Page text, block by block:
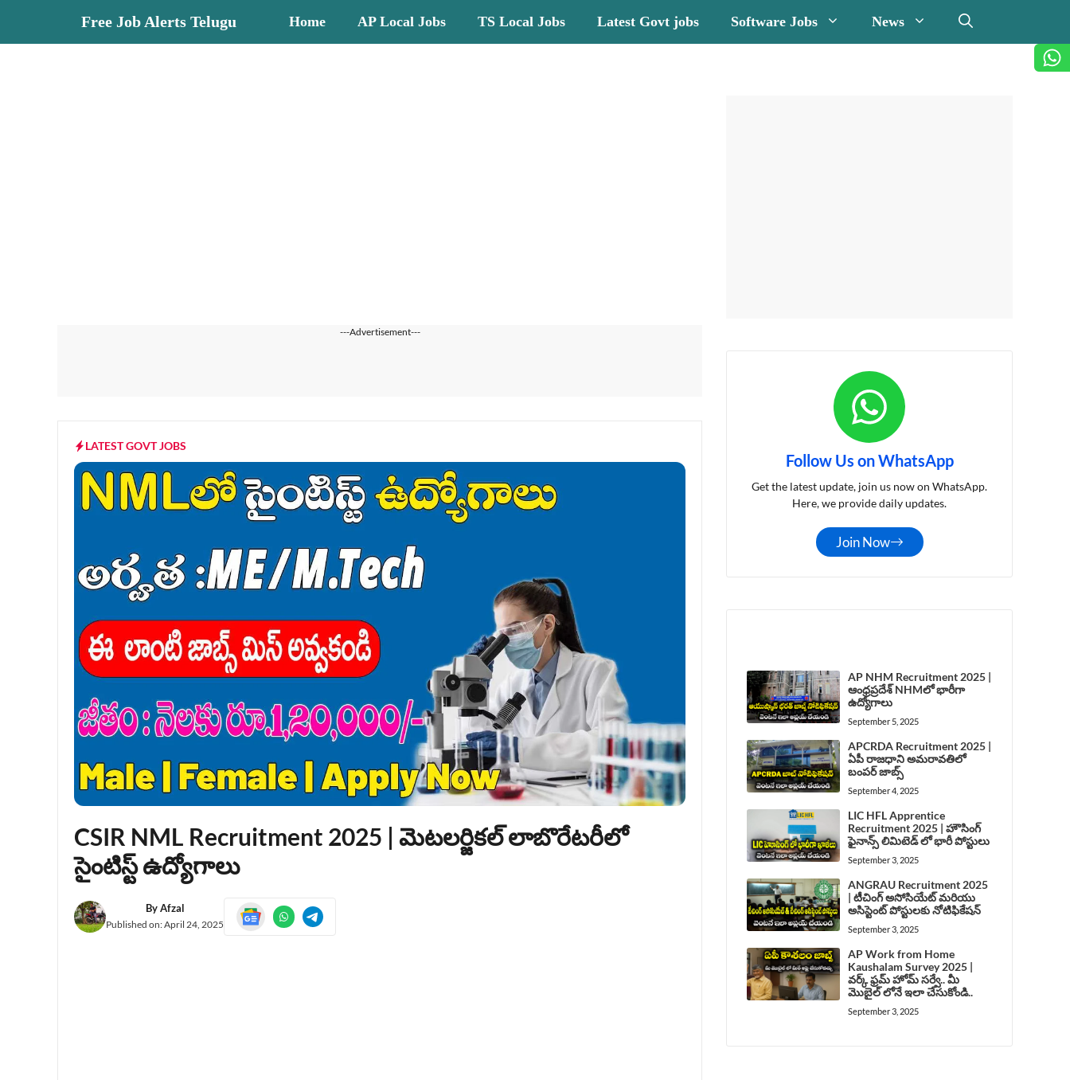
content
Free Job Alerts Telugu Home AP Local Jobs TS Local Jobs Latest Govt jobs Software Jobs News
---Advertisement---
LATEST GOVT JOBS
CSIR NML Recruitment 2025 | మెటలర్జికల్ లాబొరేటరీలో
సైంటిస్ట్ ఉద్యోగాలు
ByAfzal
Published on:April 24, 2025
Follow Us on WhatsApp
Get the latest update, join us now on WhatsApp.
Here, we provide daily updates.
Join Now
AP NHM Recruitment 2025 |
ఆంధ్రప్రదేశ్ NHMలో భారీగా
ఉద్యోగాలు
September 5, 2025
APCRDA Recruitment 2025 |
ఏపీ రాజధాని అమరావతిలో
బంపర్ జాబ్స్
September 4, 2025
LIC HFL Apprentice
Recruitment 2025 | హౌసింగ్
ఫైనాన్స్ లిమిటెడ్ లో భారీ పోస్టులు
September 3, 2025
ANGRAU Recruitment 2025
| టీచింగ్ అసోసియేట్ మరియు
అసిస్టెంట్ పోస్టులకు నోటిఫికేషన్
September 3, 2025
AP Work from Home
Kaushalam Survey 2025 |
వర్క్ ఫ్రమ్ హోమ్ సర్వే.. మీ
మొబైల్ లోనే ఇలా చేసుకోండి..
September 3, 2025